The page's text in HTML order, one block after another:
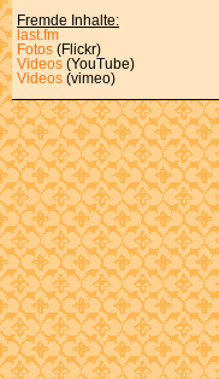
Fremde Inhalte:
last.fm
Fotos (Flickr)
Videos (YouTube)
Videos (vimeo)